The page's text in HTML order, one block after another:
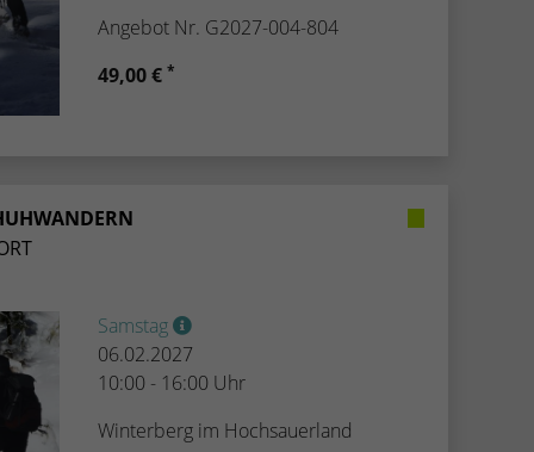
Angebot Nr. G2027-004-804
49,00 € *
Samstag
06.02.2027
10:00 - 16:00 Uhr
Winterberg im Hochsauerland